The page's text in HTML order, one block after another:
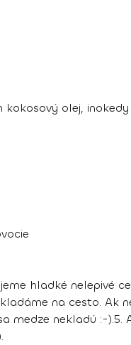
olej,
hladké nelepivé
na cesto.
medze nekladú :-).5.